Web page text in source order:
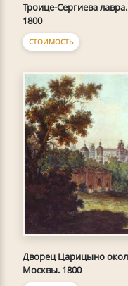
Троице-Сергиева лавра.
1800
СТОИМОСТЬ
Дворец Царицыно
Москвы. 1800